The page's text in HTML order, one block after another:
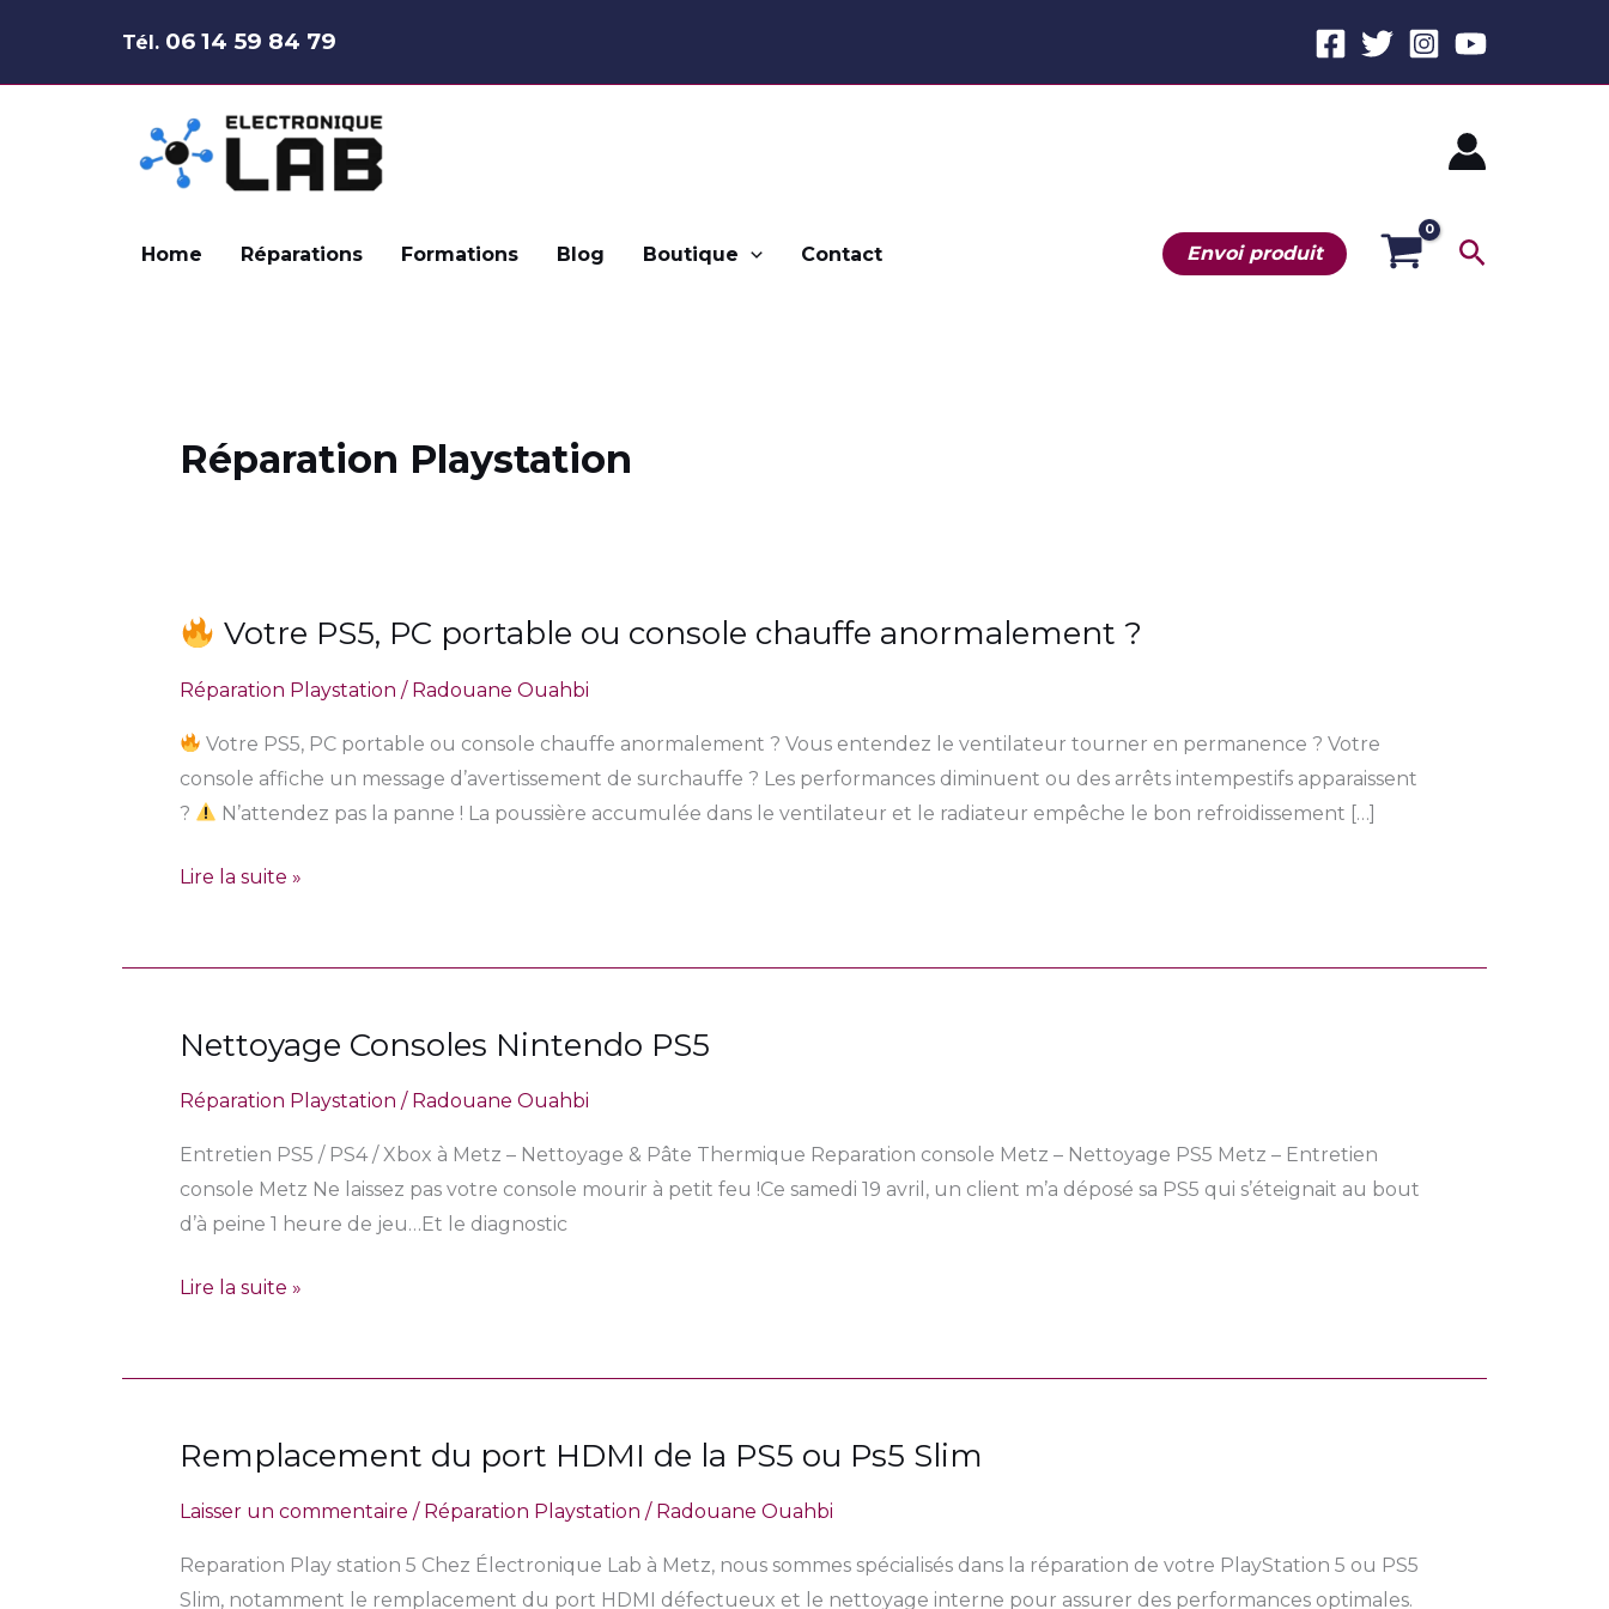
contenu
Tél. 06 14 59 84 79
Home Réparations Formations Blog Boutique Contact Envoi produit
Réparation Playstation
Votre PS5, PC portable ou console chauffe anormalement ?
Réparation Playstation / Radouane Ouahbi
Votre PS5, PC portable ou console chauffe anormalement ? Vous entendez le ventilateur tourner en permanence ? Votre
console affiche un message d’avertissement de surchauffe ? Les performances diminuent ou des arrêts intempestifs apparaissent
?
N’attendez pas la panne ! La poussière accumulée dans le ventilateur et le radiateur empêche le bon refroidissement […]
PS5,
PC
portable
ou
chauffe
Lire la suite »
Nettoyage Consoles Nintendo PS5
Réparation Playstation / Radouane Ouahbi
Entretien PS5 / PS4 / Xbox à Metz – Nettoyage & Pâte Thermique Reparation console Metz – Nettoyage PS5 Metz – Entretien
console Metz Ne laissez pas votre console mourir à petit feu !Ce samedi 19 avril, un client m’a déposé sa PS5 qui s’éteignait au bout
d’à peine 1 heure de jeu…Et le diagnostic
Nettoyage
Nintendo
PS5
Lire la suite »
Remplacement du port HDMI de la PS5 ou Ps5 Slim
Laisser un commentaire / Réparation Playstation / Radouane Ouahbi
Reparation Play station 5 Chez Électronique Lab à Metz, nous sommes spécialisés dans la réparation de votre PlayStation 5 ou PS5
Slim, notamment le remplacement du port HDMI défectueux et le nettoyage interne pour assurer des performances optimales.
Remplacement
port
HDMI
de